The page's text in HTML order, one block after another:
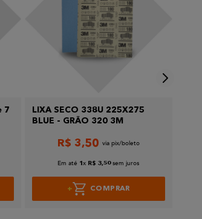
7
LIXA SECO 338U 225X275
BLUE - GRÃO 320 3M
R$ 3,50
Em até 1x R$ 3,50 sem juros
COMPRAR